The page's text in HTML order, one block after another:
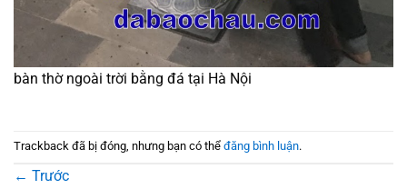
bàn thờ ngoài trời bằng đá tại Hà Nội
Trackback đã bị đóng, nhưng bạn có thể đăng bình luận.
← Trước